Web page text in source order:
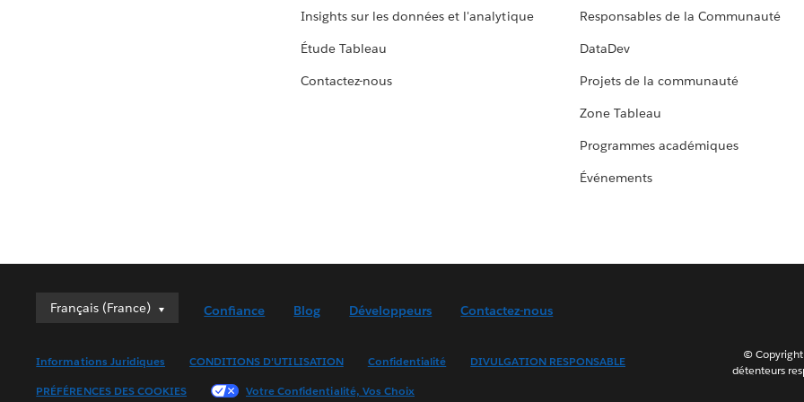
Insights sur les données et l'analytique
Étude Tableau
Contactez-nous
Responsables de la Communauté
DataDev
Projets de la communauté
Zone Tableau
Programmes académiques
Événements
Français (France)
Français (France)
English (UK)
Confiance Blog Développeurs Contactez-nous
Informations Juridiques CONDITIONS D'UTILISATION Confidentialité
DIVULGATION RESPONSABLE
PRÉFÉRENCES DES COOKIES
Votre Confidentialité, Vos Choix
© Copyright
détenteurs